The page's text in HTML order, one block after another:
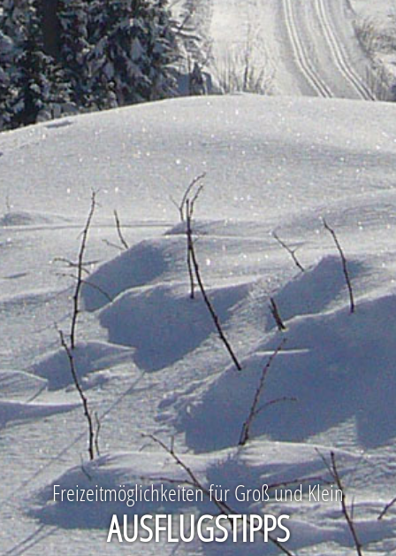
Freizeitmöglichkeiten für Groß und Klein
AUSFLUGSTIPPS